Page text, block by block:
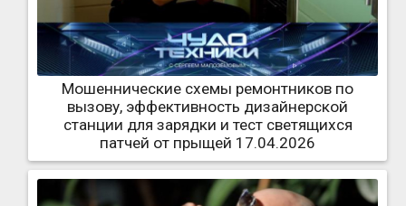
Мошеннические схемы ремонтников по
вызову, эффективность дизайнерской
станции для зарядки и тест светящихся
патчей от прыщей 17.04.2026